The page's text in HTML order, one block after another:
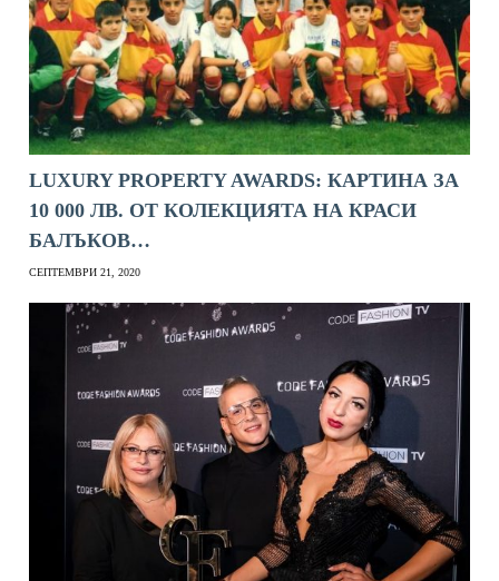
LUXURY PROPERTY AWARDS: КАРТИНА ЗА
10 000 ЛВ. ОТ КОЛЕКЦИЯТА НА КРАСИ
БАЛЪКОВ…
СЕПТЕМВРИ 21, 2020